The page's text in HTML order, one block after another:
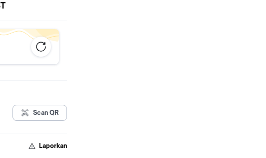
dahulu
informasi
untuk
Scan QR
Laporkan